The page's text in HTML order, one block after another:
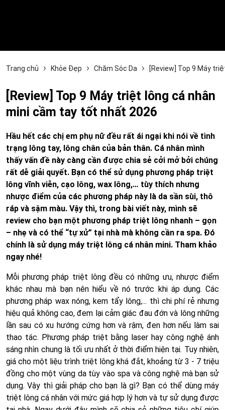
Trang chủ Khỏe Đẹp Chăm Sóc Da [Review] Top 9 Máy
[Review] Top 9 Máy triệt lông cá nhân
mini cầm tay tốt nhất 2026
Hầu hết các chị em phụ nữ đều rất ái ngại khi nói về tình
trạng lông tay, lông chân của bản thân. Cá nhân mình
thấy vấn đề này càng cần được chia sẻ cởi mở bởi chúng
rất dễ giải quyết. Bạn có thể sử dụng phương pháp triệt
lông vĩnh viễn, cạo lông, wax lông,… tùy thích nhưng
nhược điểm của các phương pháp này là da sần sùi, thô
ráp và sậm màu. Vậy thì, trong bài viết này, mình sẽ
review cho bạn một phương pháp triệt lông nhanh – gọn
– nhẹ và có thể “tự xử” tại nhà mà không cần ra spa. Đó
chính là sử dụng máy triệt lông cá nhân mini. Tham khảo
ngay nhé!
Mỗi phương pháp triệt lông đều có những ưu, nhược điểm
khác nhau mà bạn nên hiểu về nó trước khi áp dụng. Các
phương pháp wax nóng, kem tẩy lông,... thì chi phí rẻ nhưng
hiệu quả không cao, đem lại cảm giác đau đớn và lông những
lần sau có xu hướng cứng hơn và rậm, đen hơn nếu làm sai
thao tác. Phương pháp triệt bằng laser hay công nghệ ánh
sáng nhìn chung là tối ưu nhất ở thời điểm hiện tại. Tuy nhiên,
giá cho một liệu trình triệt lông khá đắt, khoảng từ 3 - 7 triệu
đồng cho một vùng da tùy vào spa và công nghệ mà bạn sử
dụng. Vậy thì giải pháp cho bạn là gì? Bạn có thể dùng máy
triệt lông cá nhân với mức giá hợp lý hơn và tự sử dụng được